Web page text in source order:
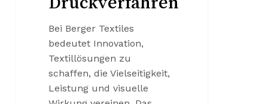
Bei Berger Textiles
bedeutet Innovation,
Textillösungen zu
schaffen, die Vielseitigkeit,
Leistung und visuelle